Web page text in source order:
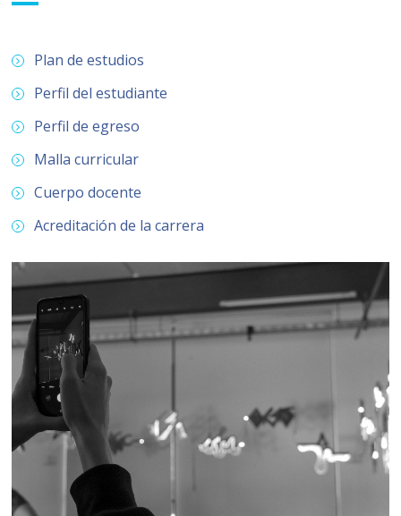
Plan de estudios
Perfil del estudiante
Perfil de egreso
Malla curricular
Cuerpo docente
Acreditación de la carrera